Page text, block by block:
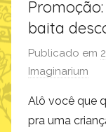
baita
Publicado em
Imaginarium
Alô você que
pra uma